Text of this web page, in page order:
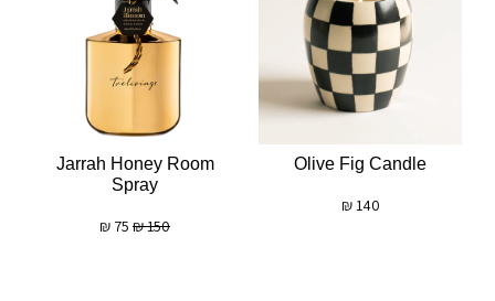
Olive Fig Candle
140
₪
Jarrah Honey Room
Spray
150
₪
75
₪